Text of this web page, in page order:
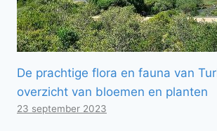
De prachtige flora en fauna van
overzicht van bloemen en planten
23 september 2023